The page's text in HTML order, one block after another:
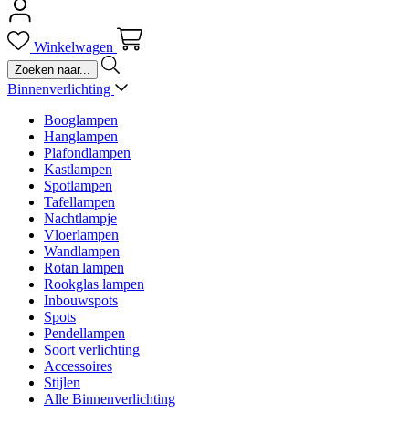
Winkelwagen
Binnenverlichting
Booglampen
Hanglampen
Plafondlampen
Kastlampen
Spotlampen
Tafellampen
Nachtlampje
Vloerlampen
Wandlampen
Rotan lampen
Rookglas lampen
Inbouwspots
Spots
Pendellampen
Soort verlichting
Accessoires
Stijlen
Alle Binnenverlichting